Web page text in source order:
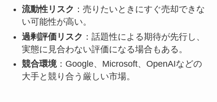
流動性リスク ：売りたいときにすぐ売却できな
い可能性が高い。
過剰評価リスク ：話題性による期待が先行し、
実態に見合わない評価になる場合もある。
競合環境：Google、Microsoft、OpenAIなどの
大手と競り合う厳しい市場。